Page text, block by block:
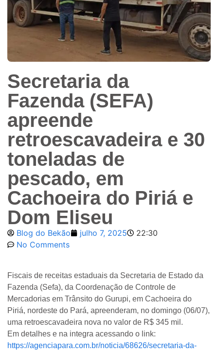
Secretaria da
Fazenda (SEFA)
apreende
retroescavadeira e 30
toneladas de
pescado, em
Cachoeira do Piriá e
Dom Eliseu
Blog do Bekão julho 7, 2025
22:30
No Comments
Fiscais de receitas estaduais da Secretaria de Estado da
Fazenda (Sefa), da Coordenação de Controle de
Mercadorias em Trânsito do Gurupi, em Cachoeira do
Piriá, nordeste do Pará, apreenderam, no domingo (06/07),
uma retroescavadeira nova no valor de R$ 345 mil.
Em detalhes e na integra acessando o link:
https://agenciapara.com.br/noticia/68626/secretaria-da-